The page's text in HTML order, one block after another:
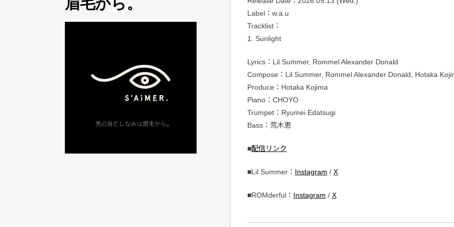
Label：w.a.u
Tracklist：
1. Sunlight
Lyrics：Lil Summer, Rommel Alexander Donald
Compose：Lil Summer, Rommel Alexander Donald, Hotaka
Produce：Hotaka Kojima
Piano：CHOYO
Trumpet：Ryumei Edatsugi
Bass：荒木恵
■配信リンク
■Lil Summer： Instagram / X
■ROMderful： Instagram / X